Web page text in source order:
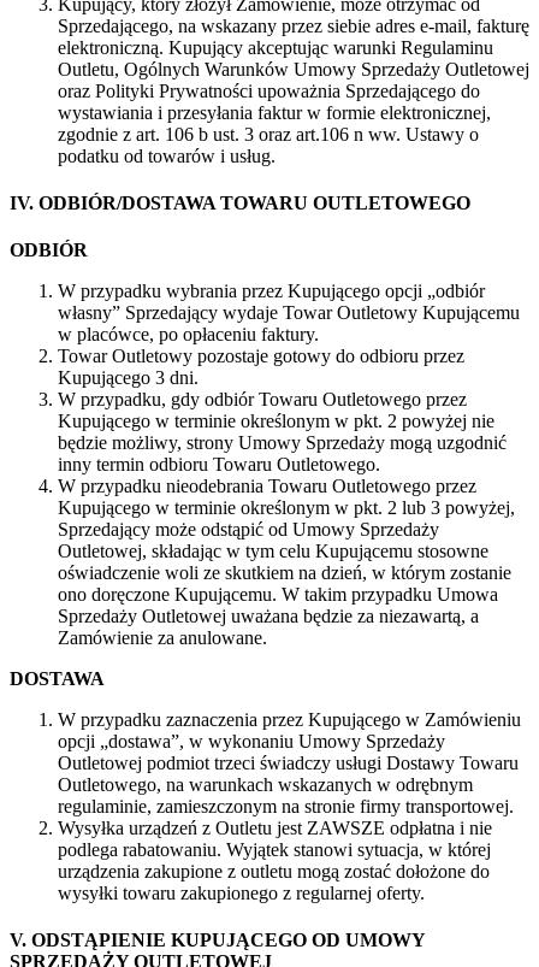
Sprzedającego, na wskazany przez siebie adres e-mail, fakturę
elektroniczną. Kupujący akceptując warunki Regulaminu
Outletu, Ogólnych Warunków Umowy Sprzedaży Outletowej
oraz Polityki Prywatności upoważnia Sprzedającego do
wystawiania i przesyłania faktur w formie elektronicznej,
zgodnie z art. 106 b ust. 3 oraz art.106 n ww. Ustawy o
podatku od towarów i usług.
IV. ODBIÓR/DOSTAWA TOWARU OUTLETOWEGO
ODBIÓR
W przypadku wybrania przez Kupującego opcji „odbiór
własny” Sprzedający wydaje Towar Outletowy Kupującemu
w placówce, po opłaceniu faktury.
Towar Outletowy pozostaje gotowy do odbioru przez
Kupującego 3 dni.
W przypadku, gdy odbiór Towaru Outletowego przez
Kupującego w terminie określonym w pkt. 2 powyżej nie
będzie możliwy, strony Umowy Sprzedaży mogą uzgodnić
inny termin odbioru Towaru Outletowego.
W przypadku nieodebrania Towaru Outletowego przez
Kupującego w terminie określonym w pkt. 2 lub 3 powyżej,
Sprzedający może odstąpić od Umowy Sprzedaży
Outletowej, składając w tym celu Kupującemu stosowne
oświadczenie woli ze skutkiem na dzień, w którym zostanie
ono doręczone Kupującemu. W takim przypadku Umowa
Sprzedaży Outletowej uważana będzie za niezawartą, a
Zamówienie za anulowane.
DOSTAWA
W przypadku zaznaczenia przez Kupującego w Zamówieniu
opcji „dostawa”, w wykonaniu Umowy Sprzedaży
Outletowej podmiot trzeci świadczy usługi Dostawy Towaru
Outletowego, na warunkach wskazanych w odrębnym
regulaminie, zamieszczonym na stronie firmy transportowej.
Wysyłka urządzeń z Outletu jest ZAWSZE odpłatna i nie
podlega rabatowaniu. Wyjątek stanowi sytuacja, w której
urządzenia zakupione z outletu mogą zostać dołożone do
wysyłki towaru zakupionego z regularnej oferty.
V. ODSTĄPIENIE KUPUJĄCEGO OD UMOWY
SPRZEDAŻY OUTLETOWEJ